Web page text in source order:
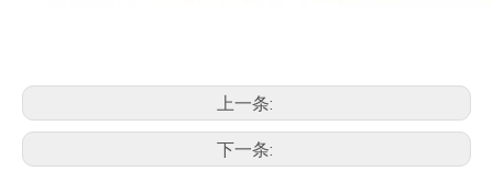
上一条:
下一条: